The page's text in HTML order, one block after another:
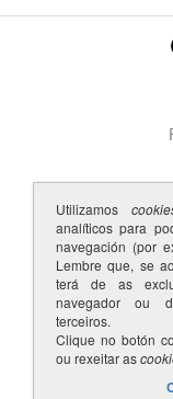
Utilizamos
analíticos para
navegación (por
Lembre que, se
terá de as
navegador ou
terceiros.
Clique no botón
ou rexeitar as